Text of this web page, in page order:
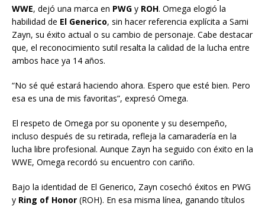
WWE, dejó una marca en PWG y ROH. Omega elogió la
habilidad de El Generico, sin hacer referencia explícita a Sami
Zayn, su éxito actual o su cambio de personaje. Cabe destacar
que, el reconocimiento sutil resalta la calidad de la lucha entre
ambos hace ya 14 años.
“No sé qué estará haciendo ahora. Espero que esté bien. Pero
esa es una de mis favoritas”, expresó Omega.
El respeto de Omega por su oponente y su desempeño,
incluso después de su retirada, refleja la camaradería en la
lucha libre profesional. Aunque Zayn ha seguido con éxito en la
WWE, Omega recordó su encuentro con cariño.
Bajo la identidad de El Generico, Zayn cosechó éxitos en PWG
y Ring of Honor (ROH). En esa misma línea, ganando títulos